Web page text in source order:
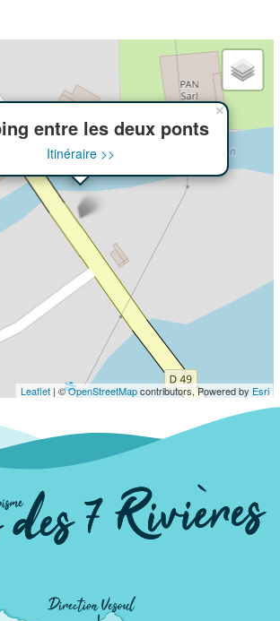
entre les deux ponts
Itinéraire >>
×
Leaflet| ©OpenStreetMapcontributors, Powered by Esri